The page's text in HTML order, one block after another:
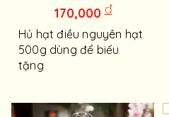
170,000 đ
Hủ hạt điều nguyên hạt
500g dùng để biếu
tặng